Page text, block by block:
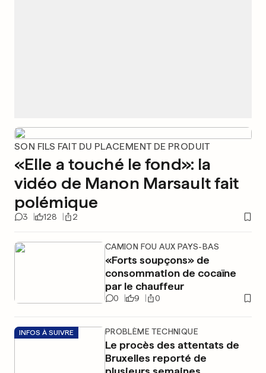
SON FILS FAIT DU PLACEMENT DE PRODUIT
«Elle a touché le fond»: la
vidéo de Manon Marsault fait
polémique
3 128 2
CAMION FOU AUX PAYS-BAS
«Forts soupçons» de
consommation de cocaïne
par le chauffeur
0 9 0
INFOS À SUIVRE PROBLÈME TECHNIQUE
Le procès des attentats de
Bruxelles reporté de